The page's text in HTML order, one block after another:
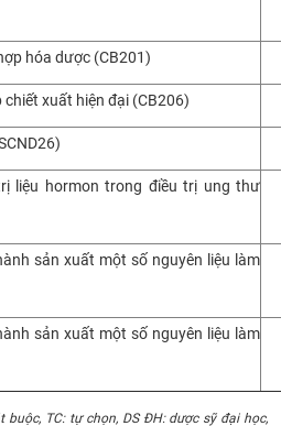
hóa dược (CB201)
xuất hiện đại (CB206)
liệu hormon trong điều trị ung thư
sản xuất một số nguyên liệu làm
sản xuất một số nguyên liệu làm
buộc, TC: tự chọn, DS ĐH: dược sỹ đại học,